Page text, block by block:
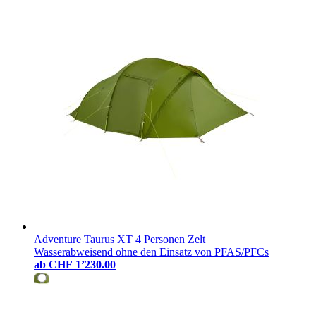
Adventure Taurus XT 4 Personen Zelt
Wasserabweisend ohne den Einsatz von PFAS/PFCs
ab CHF 1’230.00